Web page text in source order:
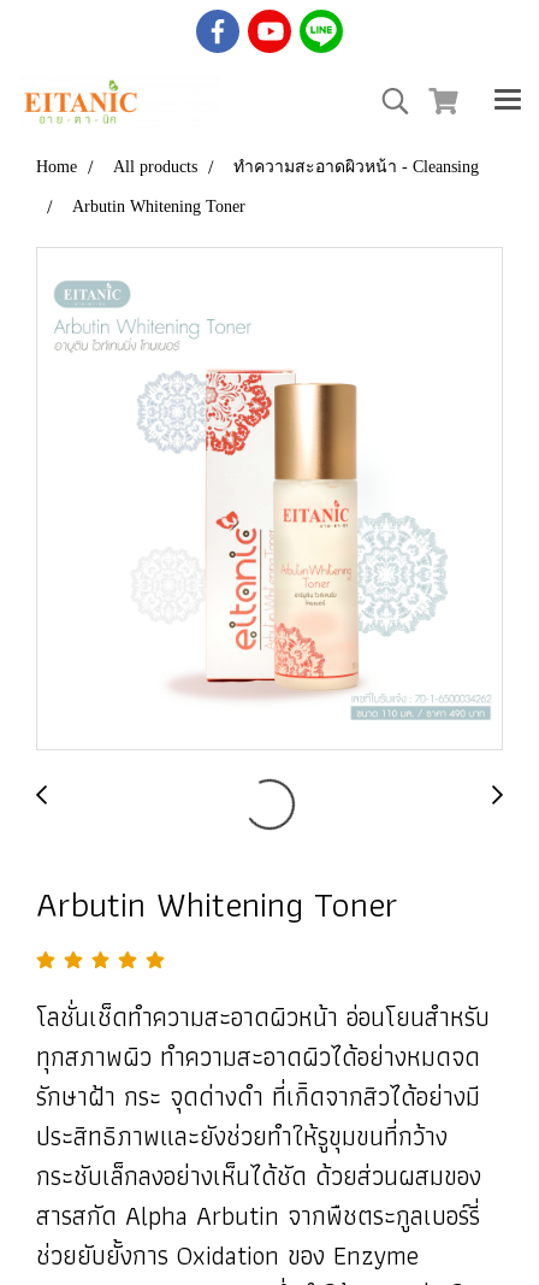
Home All products ทำความสะอาดผิวหน้า - Cleansing
Arbutin Whitening Toner
Arbutin Whitening Toner
โลชั่นเช็ดทำความสะอาดผิวหน้า อ่อนโยนสำหรับ
ทุกสภาพผิว ทำความสะอาดผิวได้อย่างหมดจด
รักษาฝ้า กระ จุดด่างดำ ที่เกิิดจากสิวได้อย่างมี
ประสิทธิภาพและยังช่วยทำให้รูขุมขนที่กว้าง
กระชับเล็กลงอย่างเห็นได้ชัด ด้วยส่วนผสมของ
สารสกัด Alpha Arbutin จากพืชตระกูลเบอร์รี่
ช่วยยับยั้งการ Oxidation ของ Enzyme